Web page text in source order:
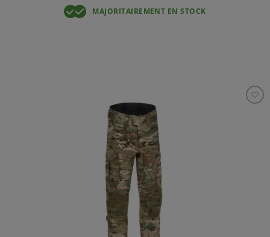
MAJORITAIREMENT EN STOCK